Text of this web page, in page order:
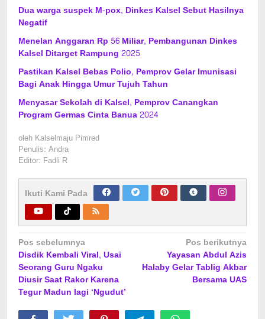
Dua warga suspek M-pox, Dinkes Kalsel Sebut Hasilnya
Negatif
Menelan Anggaran Rp 56 Miliar, Pembangunan Dinkes
Kalsel Ditarget Rampung 2025
Pastikan Kalsel Bebas Polio, Pemprov Gelar Imunisasi
Bagi Anak Hingga Umur Tujuh Tahun
Menyasar Sekolah di Kalsel, Pemprov Canangkan
Program Germas Cinta Banua 2024
oleh Kalselmaju Pimred
Penulis: Andra
Editor: Fadli R
Ikuti Kami Pada
Navigasi
pos
Pos sebelumnya
Disdik Kembali Viral, Usai
Seorang Guru Ngaku
Diusir Saat Rakor Karena
Tegur Madun lagi ‘Ngudut’
Pos berikutnya
Yayasan Abdul Azis
Halaby Gelar Tablig Akbar
Bersama UAS